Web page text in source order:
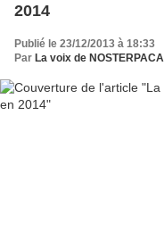
2014
Publié le 23/12/2013 à 18:33
Par La voix de NOSTERPACA